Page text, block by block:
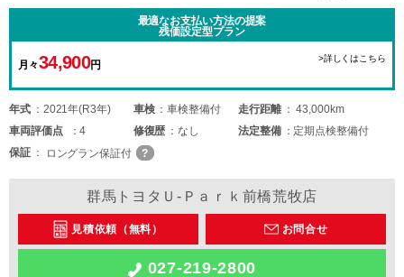
最適なお支払い方法の提案
残価設定型プラン
月々34,900円
>詳しくはこちら
年式 2021年(R3年) 車検 車検整備付 走行距離
43,000km
車両評価点 4 修復歴 なし 法定整備
定期点検整備付
保証
ロングラン保証付
群馬トヨタＵ-Ｐａｒｋ前橋荒牧店
見積依頼（無料） お問合せ
027-219-2800